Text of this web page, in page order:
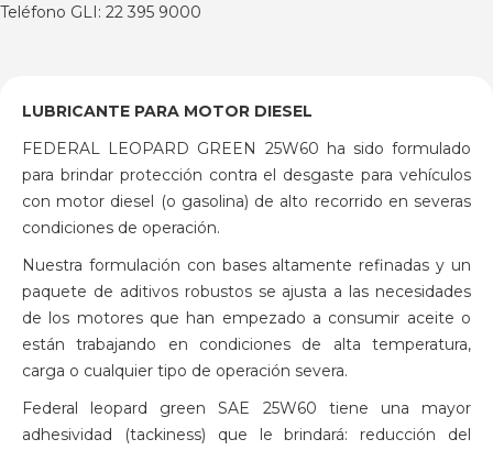
Teléfono GLI: 22 395 9000
LUBRICANTE PARA MOTOR DIESEL
FEDERAL LEOPARD GREEN 25W60 ha sido formulado
para brindar protección contra el desgaste para vehículos
con motor diesel (o gasolina) de alto recorrido en severas
condiciones de operación.
Nuestra formulación con bases altamente refinadas y un
paquete de aditivos robustos se ajusta a las necesidades
de los motores que han empezado a consumir aceite o
están trabajando en condiciones de alta temperatura,
carga o cualquier tipo de operación severa.
Federal leopard green SAE 25W60 tiene una mayor
adhesividad (tackiness) que le brindará: reducción del